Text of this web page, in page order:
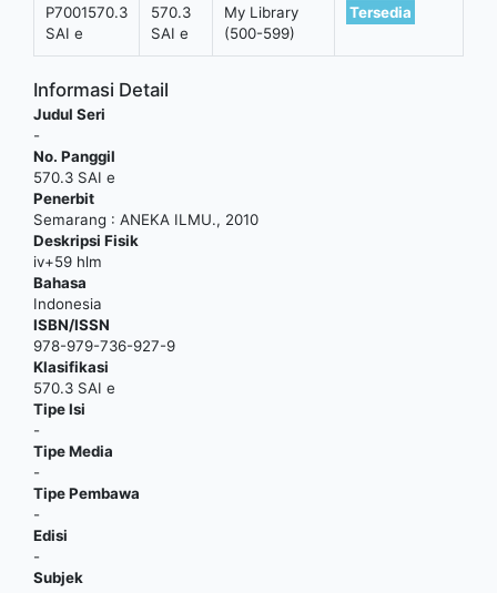
P7001570.3
SAI e
570.3
SAI e
My Library
(500-599)
Tersedia
Informasi Detail
Judul Seri
-
No. Panggil
570.3 SAI e
Penerbit
Semarang : ANEKA ILMU., 2010
Deskripsi Fisik
iv+59 hlm
Bahasa
Indonesia
ISBN/ISSN
978-979-736-927-9
Klasifikasi
570.3 SAI e
Tipe Isi
-
Tipe Media
-
Tipe Pembawa
-
Edisi
-
Subjek